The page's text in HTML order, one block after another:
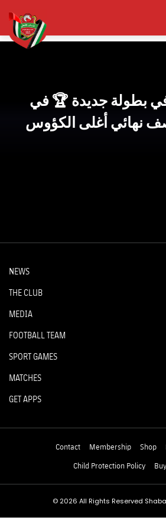
بطولة جديدة 🏆 في
نهائي أغلى الكؤوس
NEWS
THE CLUB
MEDIA
FOOTBALL TEAM
SPORT GAMES
MATCHES
GET APPS
Contact Membership Shop
Child Protection Policy
© 2026 All Rights Reserved